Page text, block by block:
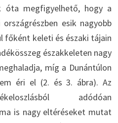
megfigyelhető, hogy a
esik nagyobb
főként keleti és északi tájain
északkeleten nagy
míg a Dunántúlon
éri el (2. és 3. ábra). Az
adódóan
is nagy eltéréseket mutat